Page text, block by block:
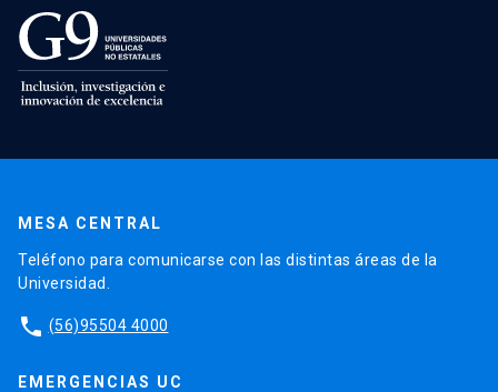
MESA CENTRAL
Teléfono para comunicarse con las distintas áreas de la
Universidad.
phone (56)95504 4000
EMERGENCIAS UC